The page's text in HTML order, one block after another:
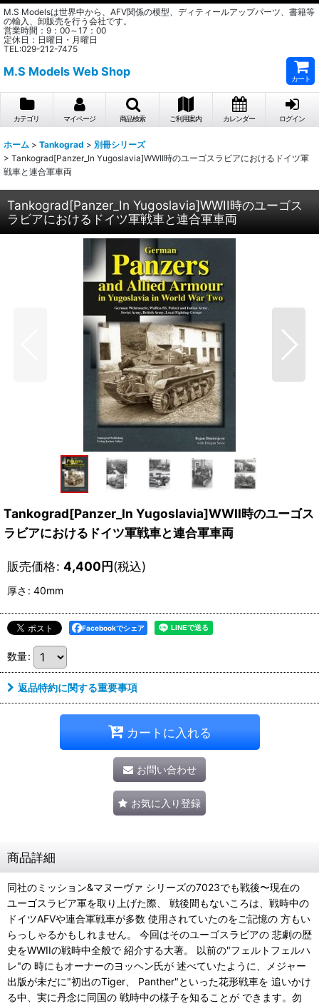
M.S Modelsは世界中から、AFV関係の模型、ディティールアップパーツ、書籍等
の輸入、卸販売を行う会社です。
営業時間：9：00～17：00
定休日：日曜日・月曜日
TEL:029-212-7475
M.S Models Web Shop
カート
カテゴリ マイページ 商品検索 ご利用案内 カレンダー ログイン
ホーム > Tankograd > 別冊シリーズ
> Tankograd[Panzer_In Yugoslavia]WWII時のユーゴスラビアにおけるドイツ軍
戦車と連合軍車両
Tankograd[Panzer_In Yugoslavia]WWII時のユーゴス
ラビアにおけるドイツ軍戦車と連合軍車両
Tankograd[Panzer_In Yugoslavia]WWII時のユーゴス
ラビアにおけるドイツ軍戦車と連合軍車両
販売価格: 4,400円(税込)
厚さ : 40mm
Facebookでシェア
数量:
返品特約に関する重要事項
カートに入れる
お問い合わせ
お気に入り登録
商品詳細
同社のミッション&マヌーヴァ シリーズの7023でも戦後〜現在の
ユーゴスラビア軍を取り上げた際、 戦後間もないころは、戦時中の
ドイツAFVや連合軍戦車が多数 使用されていたのをご記憶の 方もい
らっしゃるかもしれません。 今回はそのユーゴスラビアの 悲劇の歴
史をWWIIの戦時中全般で 紹介する大著。 以前の"フェルトフェルハ
レ"の 時にもオーナーのヨッヘン氏が 述べていたように、メジャー
出版が未だに"初出のTiger、 Panther"といった花形戦車を 追いかけ
る中、実に丹念に同国の 戦時中の様子を知ることが できます。勿